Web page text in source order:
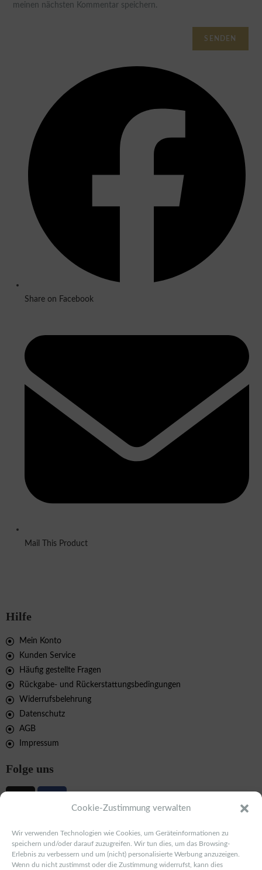
Cookie-Zustimmung verwalten
Wir verwenden Technologien wie Cookies, um Geräteinformationen zu
speichern und/oder darauf zuzugreifen. Wir tun dies, um das Browsing-
Erlebnis zu verbessern und um (nicht) personalisierte Werbung anzuzeigen.
Wenn du nicht zustimmst oder die Zustimmung widerrufst, kann dies
meinen nächsten Kommentar speichern.
Share on Facebook
Mail This Product
Hilfe
Mein Konto
Kunden Service
Häufig gestellte Fragen
Rückgabe- und Rückerstattungsbedingungen
Widerrufsbelehrung
Datenschutz
AGB
Impressum
Folge uns
Schmuck.jewelry
Mansfelderstr. 56